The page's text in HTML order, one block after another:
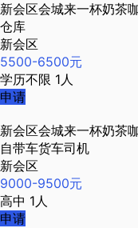
新会区会城来一杯奶茶
仓库
新会区
5500-6500元
学历不限 1人
申请
新会区会城来一杯奶茶
自带车货车司机
新会区
9000-9500元
高中 1人
申请